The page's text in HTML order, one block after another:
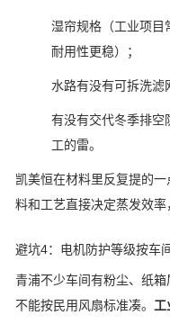
湿帘规格（工业项目
耐用性更稳）；
水路有没有可拆洗滤
有没有交代冬季排
工的雷。
凯美恒在材料里反复提的
料和工艺直接决定蒸发效率
避坑4：电机防护等级按车
青浦不少车间有粉尘、纸
不能按民用风扇标准凑。 工